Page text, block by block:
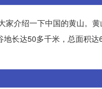
家介绍一下中国的黄山。
长达50多千米，总面积达